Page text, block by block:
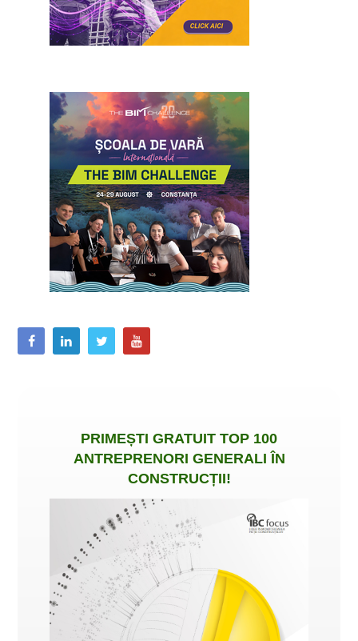
PRIMEȘTI GRATUIT TOP 100
ANTREPRENORI GENERALI ÎN
CONSTRUCȚII!